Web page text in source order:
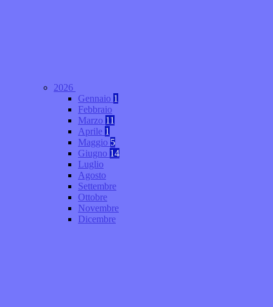
2026
Gennaio 1
Febbraio
Marzo 11
Aprile 1
Maggio 5
Giugno 14
Luglio
Agosto
Settembre
Ottobre
Novembre
Dicembre